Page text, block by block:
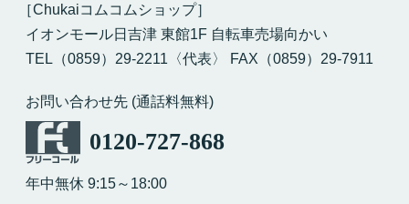
［Chukaiコムコムショップ］
イオンモール日吉津 東館1F 自転車売場向かい
TEL（0859）29-2211〈代表〉 FAX（0859）29-7911
お問い合わせ先 (通話料無料)
0120-727-868
年中無休 9:15～18:00